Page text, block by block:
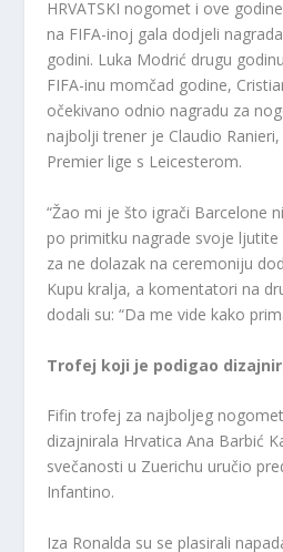
HRVATSKI nogomet i ove
na FIFA-inoj gala dodjeli
godini. Luka Modrić drugu
FIFA-inu momčad godine,
očekivano odnio nagradu za
najbolji trener je Claudio
Premier lige s Leicesterom.
“Žao mi je što igrači Barcelone
po primitku nagrade svoje ljutite
za ne dolazak na ceremoniju
Kupu kralja, a komentatori na
dodali su: “Da me vide kako
Trofej koji je podigao
Fifin trofej za najboljeg
dizajnirala Hrvatica Ana Barbić
svečanosti u Zuerichu uručio
Infantino.
Iza Ronalda su se plasirali